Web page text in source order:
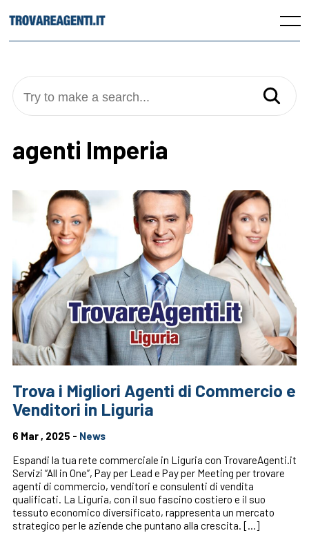
to
Menu
Try to make a search...
agenti Imperia
Trova i Migliori Agenti di Commercio e
Venditori in Liguria
6 Mar , 2025 - News
Espandi la tua rete commerciale in Liguria con TrovareAgenti.it
Servizi “All in One”, Pay per Lead e Pay per Meeting per trovare
agenti di commercio, venditori e consulenti di vendita
qualificati. La Liguria, con il suo fascino costiero e il suo
tessuto economico diversificato, rappresenta un mercato
strategico per le aziende che puntano alla crescita. […]